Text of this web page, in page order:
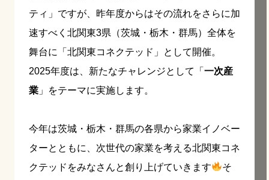
ティ」ですが、昨年度からはその流れをさらに加
速すべく北関東3県（茨城・栃木・群馬）全体を
舞台に「北関東コネクテッド」として開催。
2025年度は、新たなチャレンジとして「 一次産
業 」をテーマに実施します。
今年は茨城・栃木・群馬の各県から家業イノベー
ターとともに、次世代の家業を考える北関東コネ
クテッドをみなさんと創り上げていきます
そ